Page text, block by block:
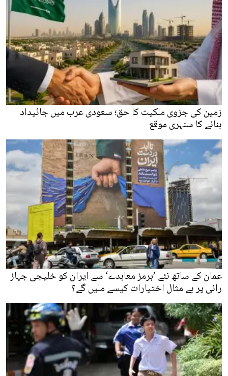
زمین کی جزوی ملکیت کا حق؛ سعودی عرب میں جائیداد
بنانے کا سنہری موقع
عمان کے ساتھ نئے ’ہرمز معاہدے‘ سے ایران کو خلیجی جہاز
رانی پر بے مثال اختیارات کیسے ملیں گے؟